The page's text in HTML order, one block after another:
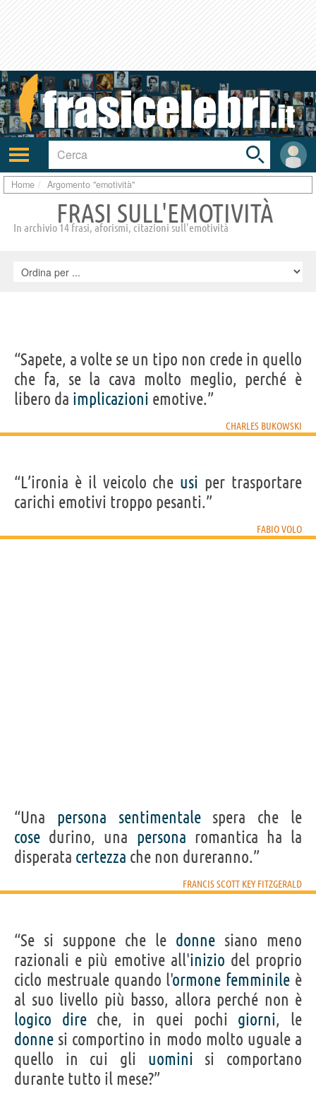
Attiva/disattiva
navigazione
User
area
Toggle
search
bar
Home Argomento "emotività"
FRASI SULL'EMOTIVITÀ
In archivio 14 frasi, aforismi, citazioni sull'emotività
“Sapete, a volte se un tipo non crede in quello
che fa, se la cava molto meglio, perché è
libero da implicazioni emotive.”
CHARLES BUKOWSKI
“L’ironia è il veicolo che usi per trasportare
carichi emotivi troppo pesanti.”
FABIO VOLO
“Una persona sentimentalespera che le
cose durino, una persona romantica ha la
disperata certezza che non dureranno.”
FRANCIS SCOTT KEY FITZGERALD
“Se si suppone che le donne siano meno
razionali e più emotive all'inizio del proprio
ciclo mestruale quando l'ormone femminile è
al suo livello più basso, allora perché non è
logico
direche, in quei pochi giorni, le
donne si comportino in modo molto uguale a
quello in cui gli uomini si comportano
durante tutto il mese?”